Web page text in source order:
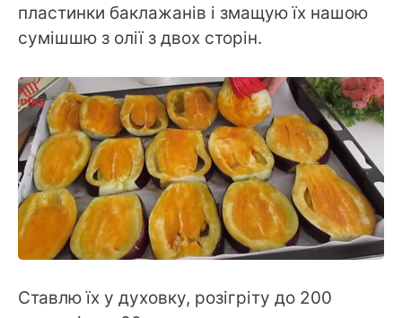
пластинки баклажанів і змащую їх нашою
сумішшю з олії з двох сторін.
Ставлю їх у духовку, розігріту до 200